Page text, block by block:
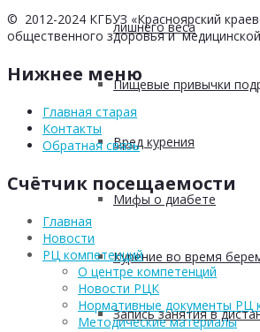
лишнего веса
Пищевые привычки
Вред курения
Мифы о диабете
Курение во время
Запись занятия в
© 2012-2024 КГБУЗ «Красноярский
общественного здоровья и
Нижнее меню
Главная старая
Контакты
Обратная связь
Счётчик посещаемости
Главная
Новости
РЦ компетенций
О центре компетенций
Новости РЦК
Нормативные документы РЦ
Методические материалы